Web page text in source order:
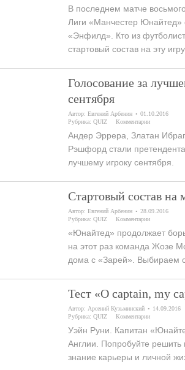
В последнем матче
Лиги «Манчестер Юнайтед»
«Энфилд». Кто из
стартовый состав на эту
Голосование за
сентября
Автор:Евгений Арбенин
01.10.2016
Рубрика:QUIZ Комментарии
Андер Эррера, Златан
Рэшфорд стали
лучшему игроку сентября.
Стартовый состав на
Автор:Евгений Арбенин
28.09.2016
Рубрика:QUIZ Комментарии
«Юнайтед» продолжает
на этот раз команда Жозе
дома с «Зарей». Выбираем
Тест «O captain, my
Автор: Арсений Кузьминский
14.09.2016
Рубрика:QUIZ Комментарии
Уэйн Руни. Капитан
Англии. Попробуйте решить
знание карьеры и личной